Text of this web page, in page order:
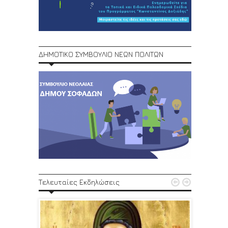
ΔΗΜΟΤΙΚΟ ΣΥΜΒΟΥΛΙΟ ΝΕΩΝ ΠΟΛΙΤΩΝ
Τελευταίες Εκδηλώσεις  